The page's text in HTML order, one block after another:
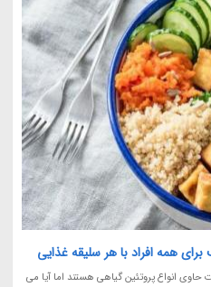
همه افراد با هر سلیقه غذایی
انواع پروتئین گیاهی هستند اما آیا می